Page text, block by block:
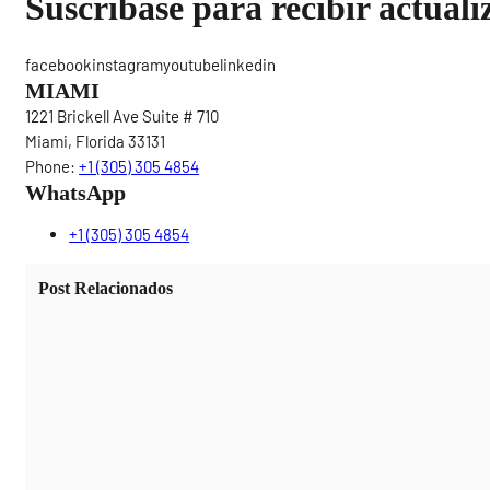
Suscríbase para recibir
facebookinstagramyoutubelinkedin
MIAMI
1221 Brickell Ave Suite # 710
Miami, Florida 33131
Phone: +1 (305) 305 4854
WhatsApp
+1 (305) 305 4854
Post Relacionados